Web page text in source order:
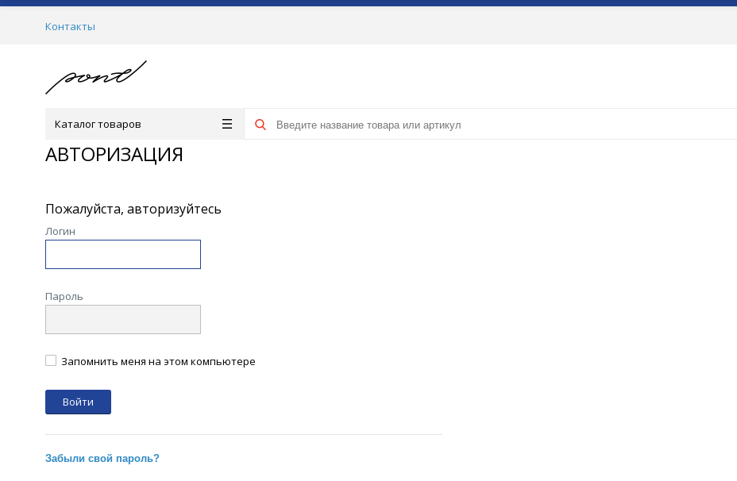
Контакты
Каталог товаров
АВТОРИЗАЦИЯ
Пожалуйста, авторизуйтесь
Логин
Пароль
Запомнить меня на этом компьютере
Забыли свой пароль?